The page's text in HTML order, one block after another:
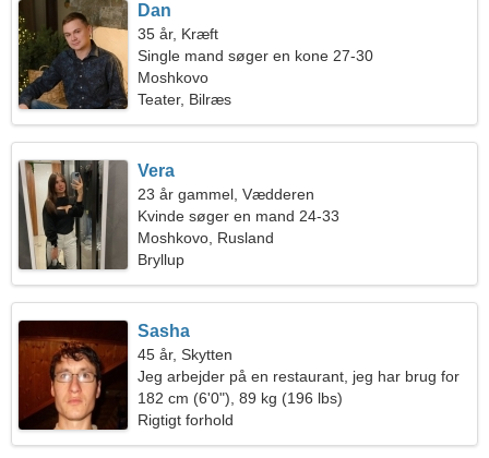
Dan
35 år, Kræft
Single mand søger en kone 27-30
Moshkovo
Teater, Bilræs
Vera
23 år gammel, Vædderen
Kvinde søger en mand 24-33
Moshkovo, Rusland
Bryllup
Sasha
45 år, Skytten
Jeg arbejder på en restaurant, jeg har brug for
en passioneret kvinde
182 cm (6'0"), 89 kg (196 lbs)
Rigtigt forhold